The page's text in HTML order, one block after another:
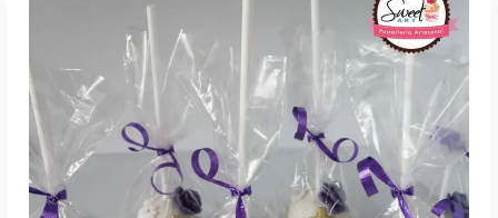
Agenda Por WhatsApp